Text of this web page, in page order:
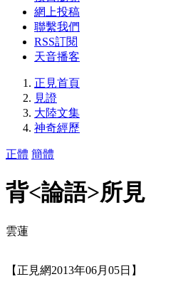
網上投稿
聯繫我們
RSS訂閱
天音播客
正見首頁
見證
大陸文集
神奇經歷
正體 簡體
背<論語>所見
雲蓮
【正見網2013年06月05日】